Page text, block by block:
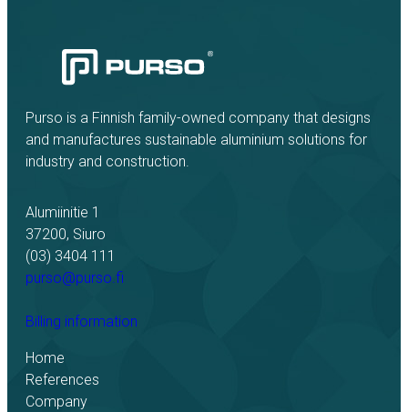
Purso is a Finnish family-owned company that designs
and manufactures sustainable aluminium solutions for
industry and construction.
Alumiinitie 1
37200, Siuro
(03) 3404 111
purso@purso.fi
Billing information
Home
References
Company